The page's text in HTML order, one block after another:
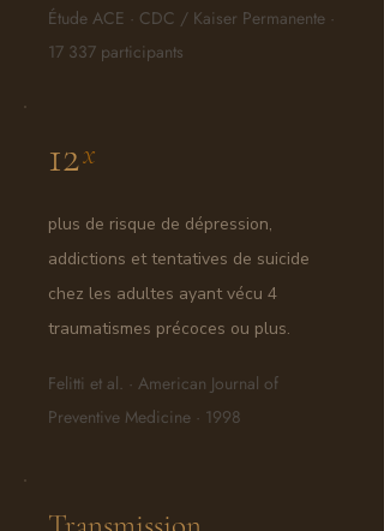
Étude ACE · CDC / Kaiser Permanente ·
17 337 participants
12x
plus de risque de dépression,
addictions et tentatives de suicide
chez les adultes ayant vécu 4
traumatismes précoces ou plus.
Felitti et al. · American Journal of
Preventive Medicine · 1998